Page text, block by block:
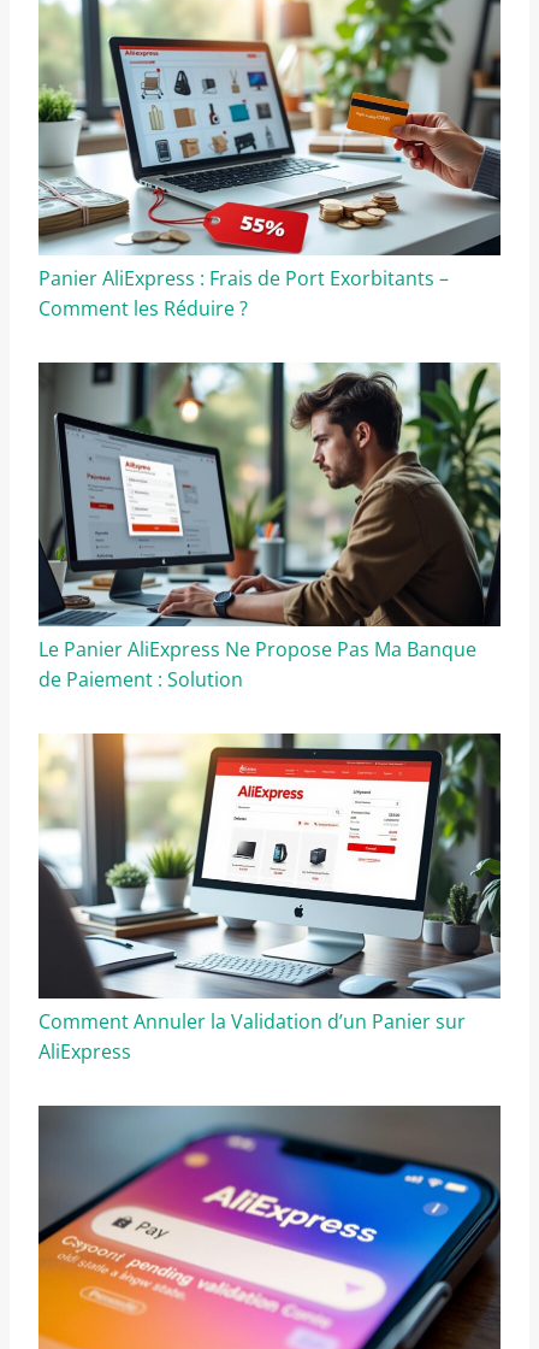
Panier AliExpress : Frais de Port Exorbitants –
Comment les Réduire ?
Le Panier AliExpress Ne Propose Pas Ma Banque
de Paiement : Solution
Comment Annuler la Validation d’un Panier sur
AliExpress